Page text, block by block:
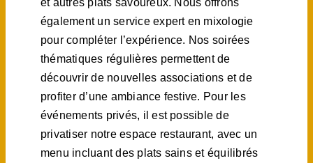
et autres plats savoureux. Nous offrons
également un service expert en mixologie
pour compléter l’expérience. Nos soirées
thématiques régulières permettent de
découvrir de nouvelles associations et de
profiter d’une ambiance festive. Pour les
événements privés, il est possible de
privatiser notre espace restaurant, avec un
menu incluant des plats sains et équilibrés